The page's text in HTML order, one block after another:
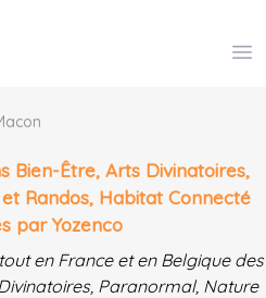
de Salons, Evénements et
Bien-Être, Arts Divinatoires,
Randos, Habitat Connecté
par Yozenco
en France et en Belgique des
Paranormal, Nature